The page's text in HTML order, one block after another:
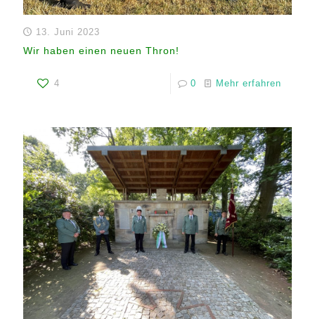
13. Juni 2023
Wir haben einen neuen Thron!
4 0 Mehr erfahren